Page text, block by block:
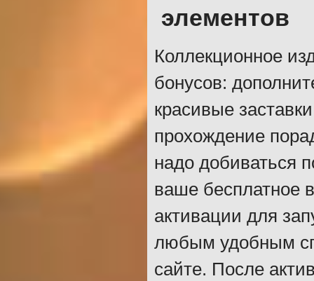
элементов
Коллекционное
бонусов:
красивые
прохождение
надо добиваться
ваше бесплатное
активации для
любым удобным
сайте. После